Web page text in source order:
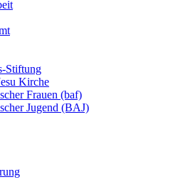
Stiftung
Kirche
Frauen (baf)
Jugend (BAJ)